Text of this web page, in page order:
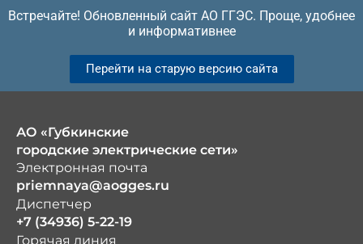
Перейти
Встречайте! Обновленный сайт АО ГГЭС. Проще, удобнее
и информативнее
Перейти на старую версию сайта
АО «Губкинские
городские электрические сети»
Электронная почта
priemnaya@aogges.ru
Диспетчер
+7 (34936) 5-22-19
Горячая линия